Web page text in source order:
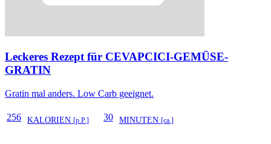
Leckeres Rezept für CEVAPCICI-GEMÜSE-
GRATIN
Gratin mal anders. Low Carb geeignet.
256 KALORIEN [p.P.] 30 MINUTEN [ca.]